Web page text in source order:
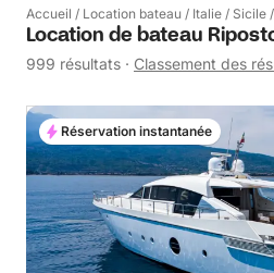
Accueil / Location bateau / Italie / Sicile /
Location de bateau
999 résultats · Classement des
Réservation instantanée